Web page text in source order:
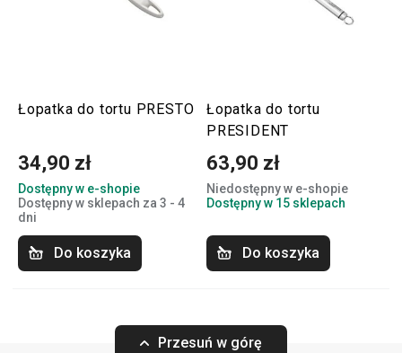
Łopatka do tortu PRESTO
34,90 zł
Dostępny w e-shopie
Dostępny w sklepach za 3 - 4
dni
Do koszyka
Łopatka do tortu
PRESIDENT
63,90 zł
Niedostępny w e-shopie
Dostępny w 15 sklepach
Do koszyka
Przesuń w górę